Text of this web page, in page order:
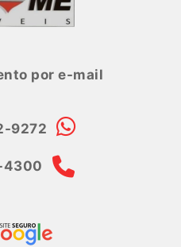
por e-mail
9272
4300